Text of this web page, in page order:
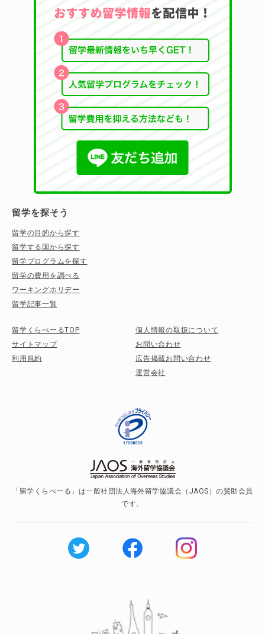
留学を探そう
留学の目的から探す
留学する国から探す
留学プログラムを探す
留学の費用を調べる
ワーキングホリデー
留学記事一覧
留学くらべーるTOP
サイトマップ
利用規約
個人情報の取扱について
お問い合わせ
広告掲載お問い合わせ
運営会社
「留学くらべーる」は一般社団法人海外留学協議会（JAOS）の賛助会員
です。